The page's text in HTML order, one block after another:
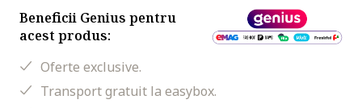
Beneficii Genius pentru
acest produs:
Oferte exclusive.
Transport gratuit la easybox.